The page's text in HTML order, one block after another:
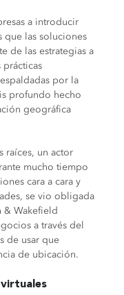
a introducir
que las soluciones
de las estrategias a
prácticas
por la
profundo hecho
geográfica
raíces, un actor
mucho tiempo
cara a cara y
se vio obligada
& Wakefield
a través del
de usar que
de ubicación.